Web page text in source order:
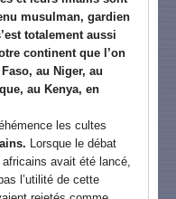
musulman, gardien
totalement aussi
continent que l’on
au Niger, au
au Kenya, en
les cultes
Lorsque le débat
avait été lancé,
l’utilité de cette